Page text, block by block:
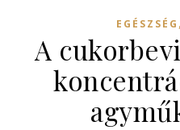
EGÉSZSÉG ,
A